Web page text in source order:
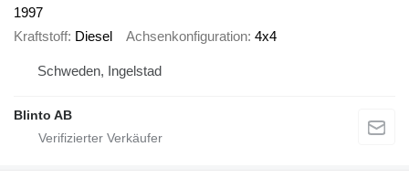
1997
Kraftstoff Diesel Achsenkonfiguration 4x4
Schweden, Ingelstad
Blinto AB